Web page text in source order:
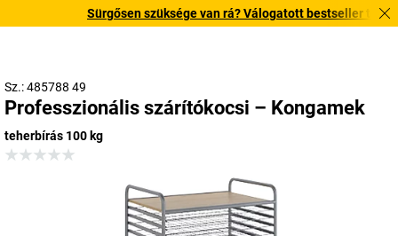
Sürgősen szüksége van rá? Válogatott bestseller
Sz.: 485788 49
Professzionális szárítókocsi – Kongamek
teherbírás 100 kg